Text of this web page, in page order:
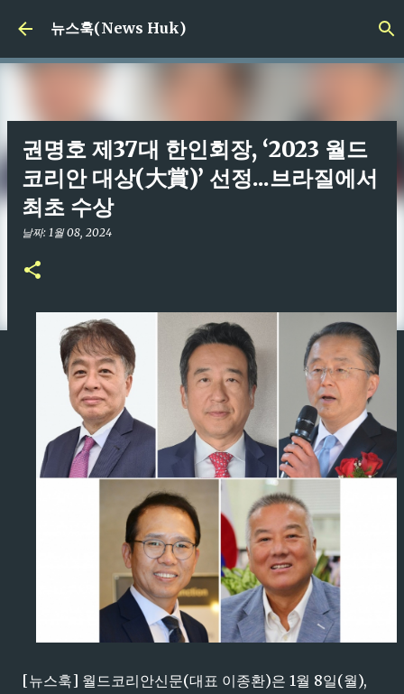
기본 콘텐츠로 건너뛰기
뉴스훅(News Huk)
권명호 제37대 한인회장, ‘2023 월드
코리안 대상(大賞)’ 선정...브라질에서
최초 수상
날짜: 1월 08, 2024
[뉴스훅] 월드코리안신문(대표 이종환)은 1월 8일(월),